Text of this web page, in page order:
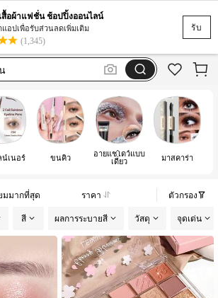
รับ
สื้อผ้าแฟชั่น ช้อปปิ้งออนไลน์
อปเพื่อรับส่วนลดเพิ่มเติม
(1,345)
า
า
น์เนอร์ ขนคิ้ว อายแชโดว์แบบ
เดี่ยว มาสคาร่า
มมากที่สุด ราคา ตัวกรอง
สี ผลการระบายสี วัสดุ จุดเด่น